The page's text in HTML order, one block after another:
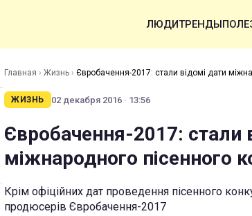
ЛЮДИТРЕНДЫ
Главная › Жизнь › Євробачення-2017: стали відомі дати
ЖИЗНЬ 02 декабря 2016 · 13:56
Євробачення-2017: стали
міжнародного пісенного
Крім офіційних дат проведення пісенного
продюсерів Євробачення-2017